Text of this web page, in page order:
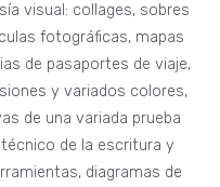
visual: collages, sobres
fotográficas, mapas
de pasaportes de viaje,
y variados colores,
de una variada prueba
de la escritura y
diagramas de